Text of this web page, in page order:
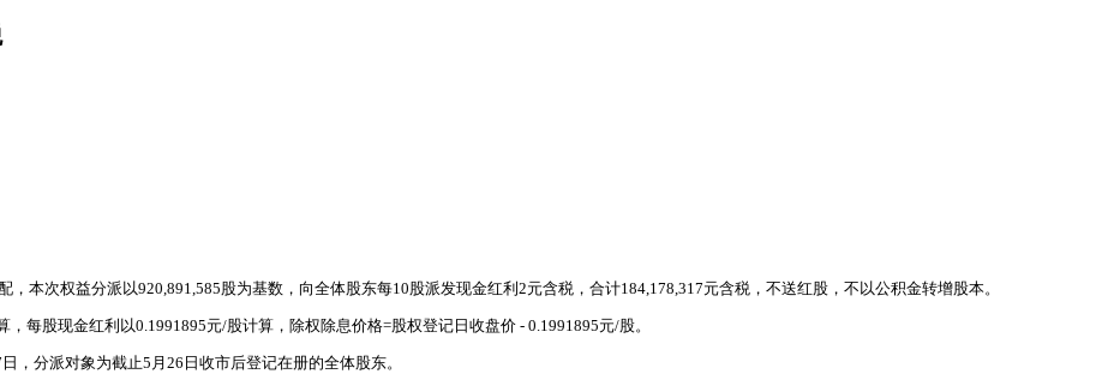
本次权益分派以920,891,585股为基数，向全体股东每10股派发现金红利2元含税，合计184,178,317元含税，不送红股，不以公积金转增股本。
每股现金红利以0.1991895元/股计算，除权除息价格=股权登记日收盘价 - 0.1991895元/股。
，分派对象为截止5月26日收市后登记在册的全体股东。